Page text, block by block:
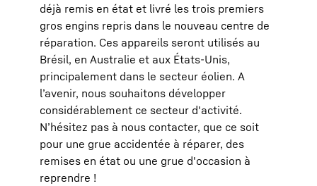
déjà remis en état et livré les trois premiers
gros engins repris dans le nouveau centre de
réparation. Ces appareils seront utilisés au
Brésil, en Australie et aux États-Unis,
principalement dans le secteur éolien. A
l’avenir, nous souhaitons développer
considérablement ce secteur d'activité.
N’hésitez pas à nous contacter, que ce soit
pour une grue accidentée à réparer, des
remises en état ou une grue d'occasion à
reprendre !